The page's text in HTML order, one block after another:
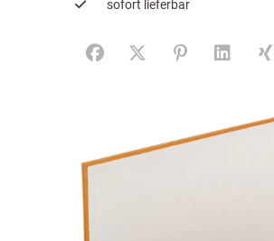
sofort lieferbar
Facebook
X PinterestLinkedIn